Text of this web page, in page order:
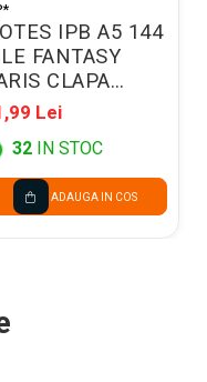
IPB A5 144
FANTASY
CLAPA
68
Lei
32 IN STOC
ADAUGA IN COS